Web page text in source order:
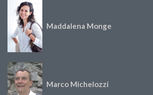
Maddalena Monge
Marco Michelozzi